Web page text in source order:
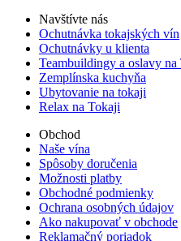
Navštívte nás
Ochutnávka tokajských vín
Ochutnávky u klienta
Teambuildingy a oslavy na
Zemplínska kuchyňa
Ubytovanie na tokaji
Relax na Tokaji
Obchod
Naše vína
Spôsoby doručenia
Možnosti platby
Obchodné podmienky
Ochrana osobných údajov
Ako nakupovať v obchode
Reklamačný poriadok